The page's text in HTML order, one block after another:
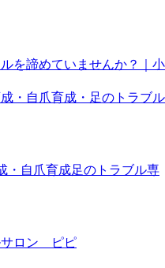
を諦めていませんか？｜小
・自爪育成・足のトラブル
・自爪育成足のトラブル専
サロン ピピ